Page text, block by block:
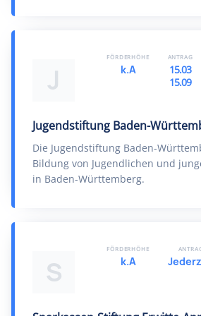
J
Jugendstiftung Baden-
Die Jugendstiftung Baden-
Bildung von Jugendlichen und
in Baden-Württemberg.
FÖRDERHÖHE
k.A
ANTRAG
15.03
15.09
S
FÖRDERHÖHE
k.A